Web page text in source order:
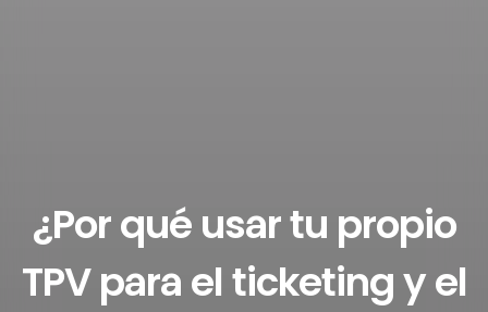
¿Por qué usar tu propio
TPV para el ticketing y el